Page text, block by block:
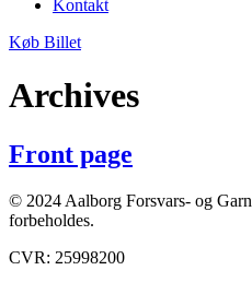
Kontakt
Køb Billet
Archives
Front page
© 2024 Aalborg Forsvars- og
forbeholdes.
CVR: 25998200